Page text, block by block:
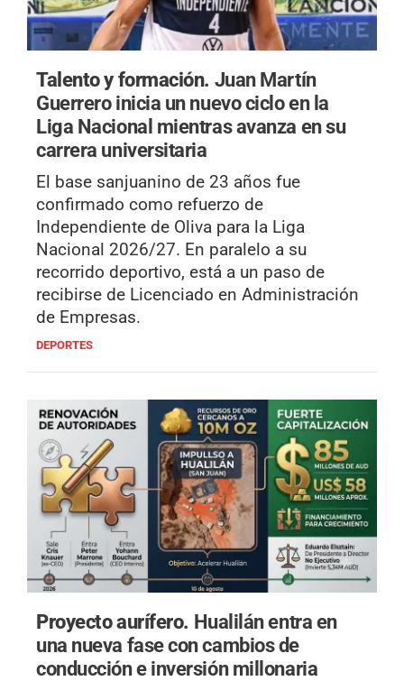
Talento y formación. Juan Martín
Guerrero inicia un nuevo ciclo en la
Liga Nacional mientras avanza en su
carrera universitaria
El base sanjuanino de 23 años fue
confirmado como refuerzo de
Independiente de Oliva para la Liga
Nacional 2026/27. En paralelo a su
recorrido deportivo, está a un paso de
recibirse de Licenciado en Administración
de Empresas.
DEPORTES
Proyecto aurífero. Hualilán entra en
una nueva fase con cambios de
conducción e inversión millonaria